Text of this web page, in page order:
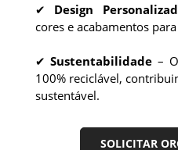
✔ Design
cores e acabamentos
✔Sustentabilidade –
100% reciclável,
sustentável.
SOLICITAR